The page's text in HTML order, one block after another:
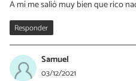
A mí me salió muy bien que rico
Responder
Samuel
03/12/2021